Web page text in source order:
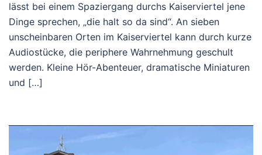
lässt bei einem Spaziergang durchs Kaiserviertel jene
Dinge sprechen, „die halt so da sind“. An sieben
unscheinbaren Orten im Kaiserviertel kann durch kurze
Audiostücke, die periphere Wahrnehmung geschult
werden. Kleine Hör-Abenteuer, dramatische Miniaturen
und […]